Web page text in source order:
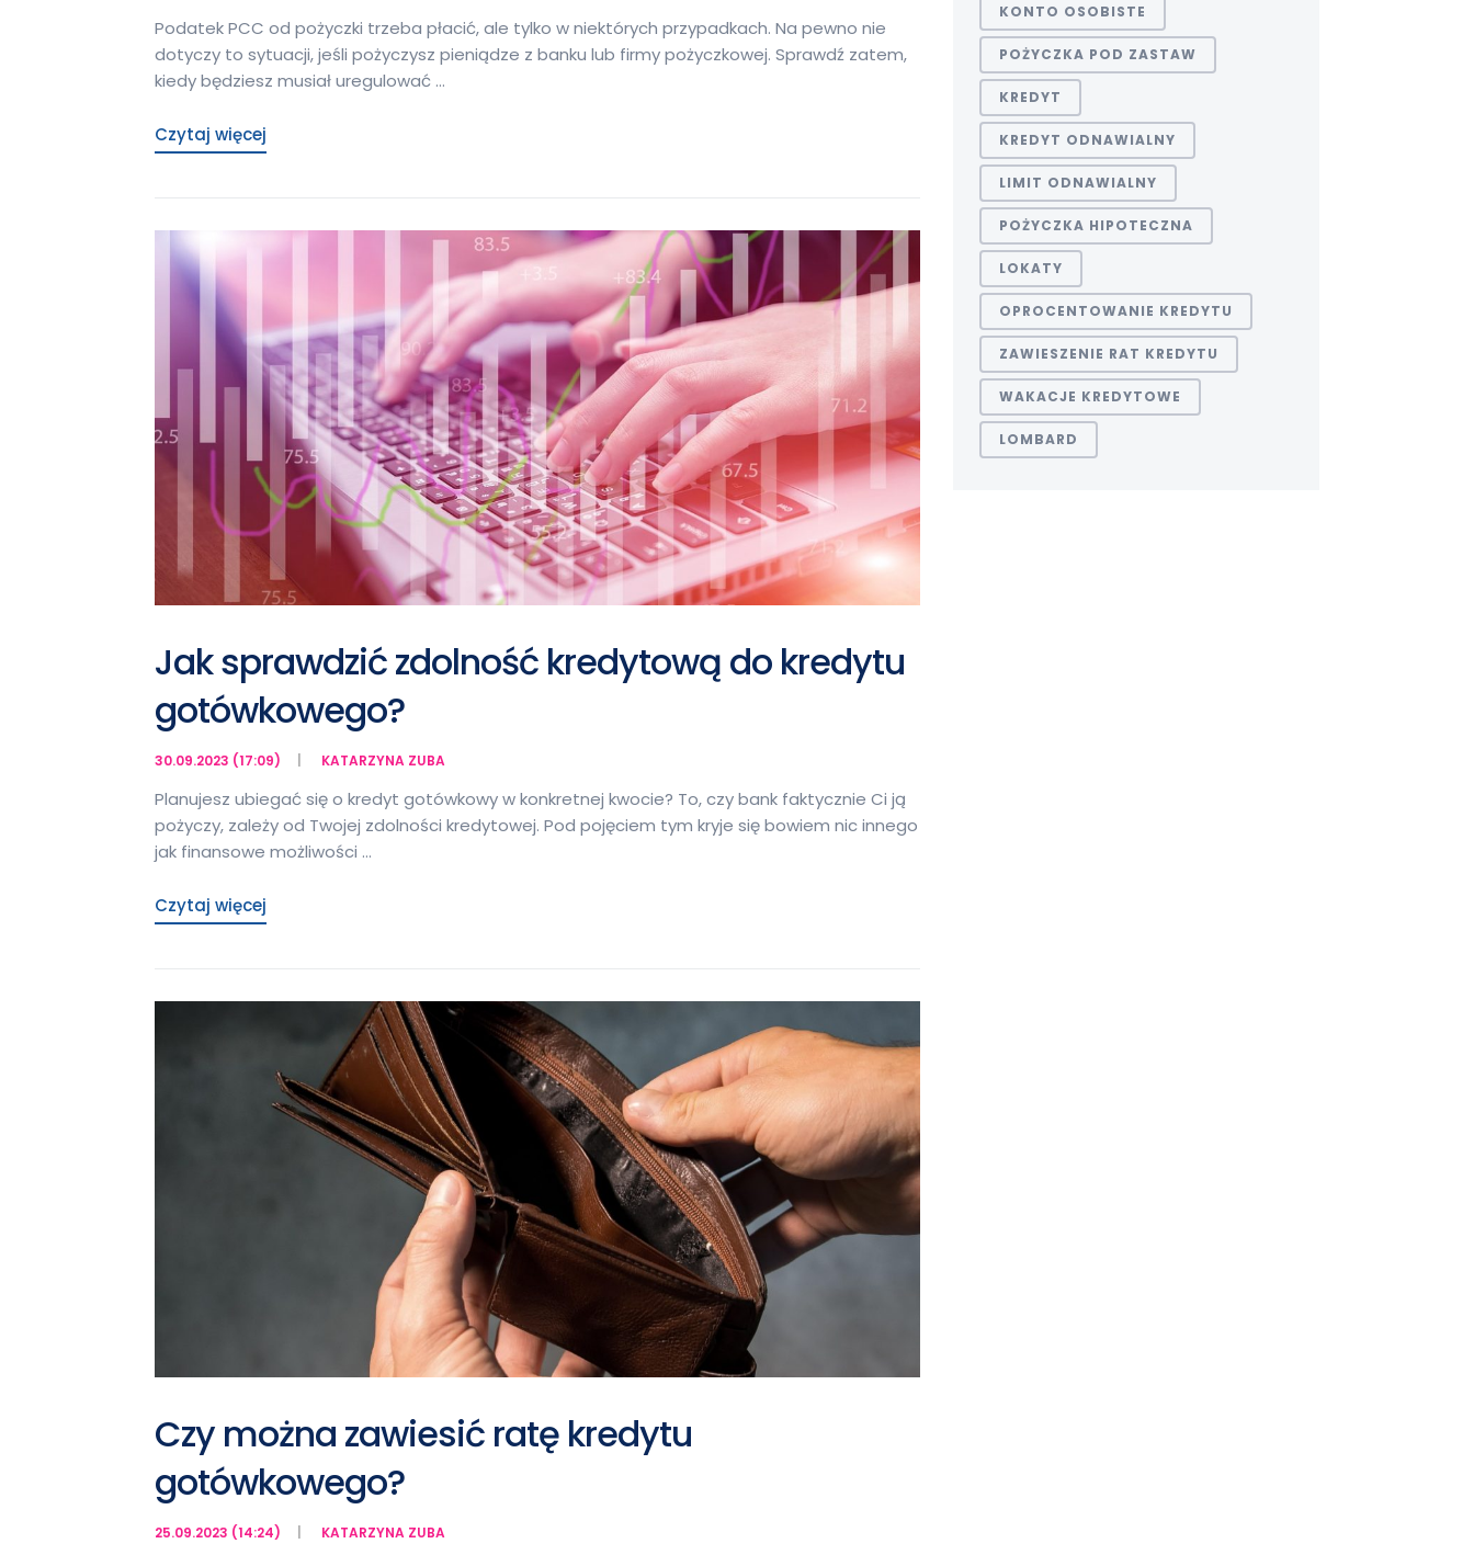
Podatek PCC od pożyczki trzeba płacić, ale tylko w niektórych przypadkach. Na pewno nie
dotyczy to sytuacji, jeśli pożyczysz pieniądze z banku lub firmy pożyczkowej. Sprawdź zatem,
kiedy będziesz musiał uregulować …
Czytaj więcej
Jak sprawdzić zdolność kredytową do kredytu
gotówkowego?
30.09.2023 (17:09) KATARZYNA ZUBA
Planujesz ubiegać się o kredyt gotówkowy w konkretnej kwocie? To, czy bank faktycznie Ci ją
pożyczy, zależy od Twojej zdolności kredytowej. Pod pojęciem tym kryje się bowiem nic innego
jak finansowe możliwości …
Czytaj więcej
Czy można zawiesić ratę kredytu
gotówkowego?
25.09.2023 (14:24) KATARZYNA ZUBA
KONTO OSOBISTE
POŻYCZKA POD ZASTAW
KREDYT
KREDYT ODNAWIALNY
LIMIT ODNAWIALNY
POŻYCZKA HIPOTECZNA
LOKATY
OPROCENTOWANIE KREDYTU
ZAWIESZENIE RAT KREDYTU
WAKACJE KREDYTOWE
LOMBARD